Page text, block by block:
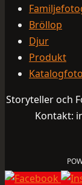
Bröllop
Djur
Produkt
Storyteller och
Kontakt: